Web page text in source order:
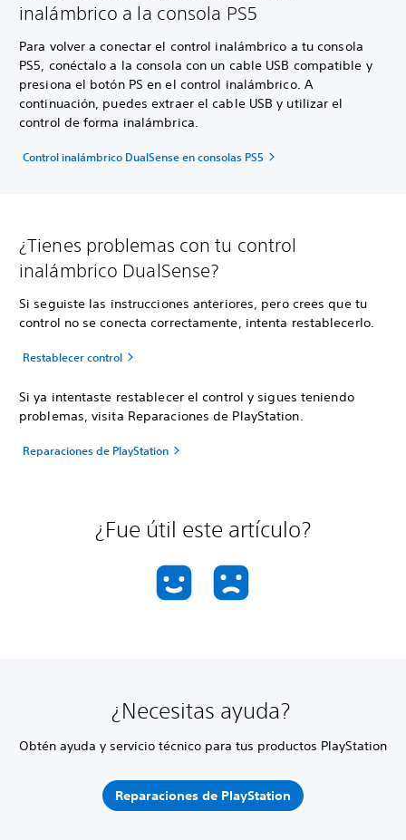
inalámbrico a la consola PS5
Para volver a conectar el control inalámbrico a tu consola
PS5, conéctalo a la consola con un cable USB compatible y
presiona el botón PS en el control inalámbrico. A
continuación, puedes extraer el cable USB y utilizar el
control de forma inalámbrica.
Control inalámbrico DualSense en consolas PS5
¿Tienes problemas con tu control
inalámbrico DualSense?
Si seguiste las instrucciones anteriores, pero crees que tu
control no se conecta correctamente, intenta restablecerlo.
Restablecer control
Si ya intentaste restablecer el control y sigues teniendo
problemas, visita Reparaciones de PlayStation.
Reparaciones de PlayStation
¿Fue útil este artículo?
¿Necesitas ayuda?
Obtén ayuda y servicio técnico para tus productos PlayStation
Reparaciones de PlayStation